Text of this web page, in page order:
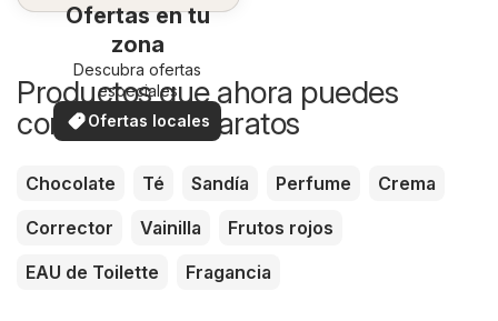
Ofertas en tu
zona
Descubra ofertas
especiales
Ofertas locales
Productos que ahora puedes
comprar más baratos
Chocolate Té Sandía Perfume
Crema
Corrector
Vainilla
Frutos rojos
EAU de Toilette
Fragancia